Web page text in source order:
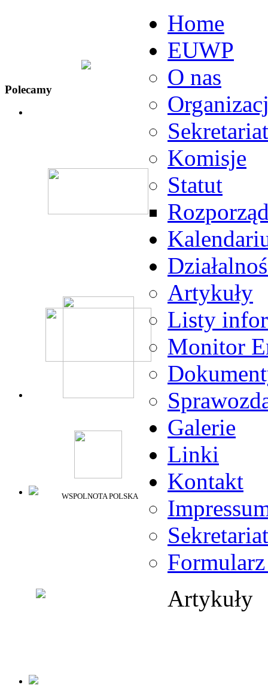
Polecamy
WSPOLNOTA POLSKA
Home
EUWP
O nas
Sekretariat
Komisje
Statut
Artykuły
Listy
Monitor
Galerie
Linki
Kontakt
Sekretariat
Artykuły